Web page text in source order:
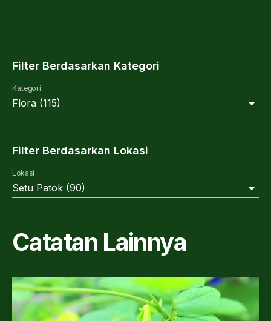
Filter Berdasarkan Kategori
Kategori
Flora (115)
Filter Berdasarkan Lokasi
Lokasi
Setu Patok (90)
Catatan Lainnya